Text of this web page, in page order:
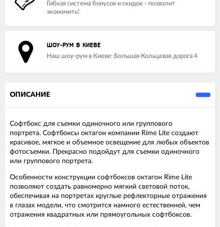
Гибкая система бонусов и скидок - позволит
экономить!
ШОУ-РУМ В КИЕВЕ
Наш шоу-рум в Киеве: Большая Кольцевая дорога 4
ОПИСАНИЕ
Софтбокс для съемки одиночного или группового
портрета. Софтбоксы октагон компании Rime Lite создают
красивое, мягкое и объемное освещение для любых объектов
фотосъемки. Прекрасно подойдут для съемки одиночного
или группового портрета.
Особенности конструкции софтбоксов октагон Rime Lite
позволяют создать равномерно мягкий световой поток,
обеспечивая на портретах круглые рефлекторные отражения
в глазах модели, что смотрится намного естественней, чем
отражения квадратных или прямоугольных софтбоксов.